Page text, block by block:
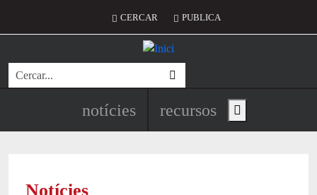
Menú del compte d'usuari
CERCAR PUBLICA
Cerca
Navegació principal de
notícies recursos Show main menu
Notícies